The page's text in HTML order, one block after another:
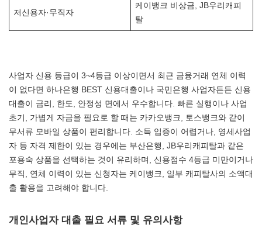
저신용자·무직자
케이뱅크 비상금, JB우리캐피
탈
사업자 신용 등급이 3~4등급 이상이면서 최근 금융거래 연체 이력
이 없다면 하나은행 BEST 신용대출이나 국민은행 사업자든든 신용
대출이 금리, 한도, 안정성 면에서 우수합니다. 빠른 실행이나 사업
초기, 가볍게 자금을 필요로 할 때는 카카오뱅크, 토스뱅크와 같이
무서류 모바일 상품이 편리합니다. 소득 입증이 어렵거나, 영세사업
자 등 자격 제한이 있는 경우에는 부산은행, JB우리캐피탈과 같은
포용숙 상품을 선택하는 것이 유리하며, 신용점수 4등급 미만이거나
무직, 연체 이력이 있는 신청자는 케이뱅크, 일부 캐피탈사의 소액대
출 활용을 고려해야 합니다.
개인사업자 대출 필요 서류 및 유의사항